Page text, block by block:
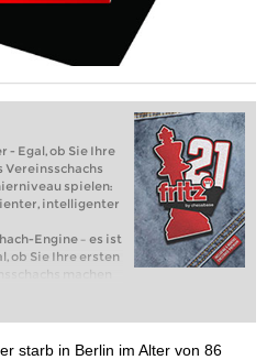
- Egal, ob Sie Ihre
Vereinsschachs
spielen:
intelligenter
Engine – es ist
ob Sie Ihre ersten
machen
spielen: Mit
intelligenter und
starb in Berlin im Alter von 86